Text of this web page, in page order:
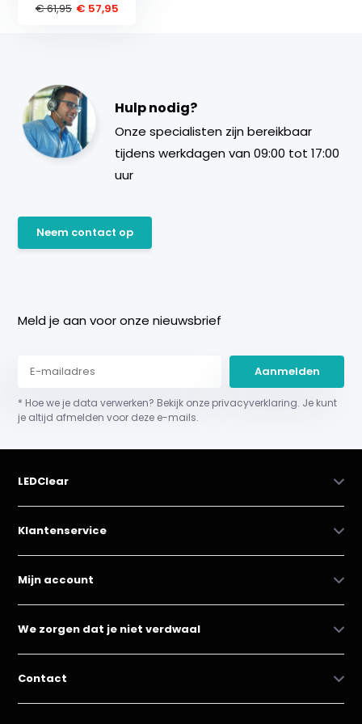
€ 61,95 € 57,95
Hulp nodig?
Onze specialisten zijn bereikbaar
tijdens werkdagen van 09:00 tot 17:00
uur
Neem contact op
Meld je aan voor onze nieuwsbrief
Aanmelden
* Hoe we je data verwerken? Bekijk onze privacyverklaring. Je kunt
je altijd afmelden voor deze e-mails.
LEDClear
Klantenservice
Mijn account
We zorgen dat je niet verdwaal
Contact